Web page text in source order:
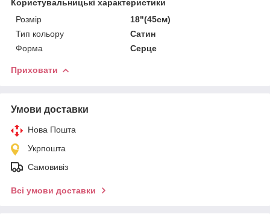
Користувальницькі характеристики
Розмір
18"(45см)
Тип кольору
Сатин
Форма
Серце
Приховати
Умови доставки
Нова Пошта
Укрпошта
Самовивіз
Всі умови доставки